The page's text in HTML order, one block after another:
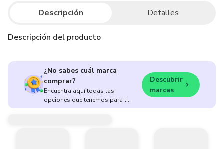
Descripción Detalles
Descripción del producto
¿No sabes cuál marca
comprar?
Encuentra aquí todas las
opciones que tenemos para ti.
Descubrir
marcas